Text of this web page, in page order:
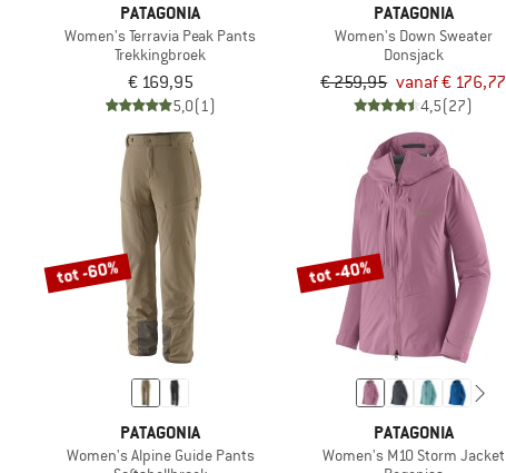
PATAGONIA
Women's Terravia Peak Pants
Trekkingbroek
€ 169,95
5,0(1)
PATAGONIA
Women's Down Sweater
Donsjack
€ 259,95 vanaf € 176,77
4,5(27)
tot -60%
PATAGONIA
Women's Alpine Guide Pants
tot -40%
PATAGONIA
Women's M10 Storm Jacket